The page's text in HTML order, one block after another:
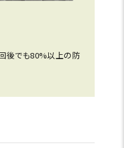
後でも80%以上の防